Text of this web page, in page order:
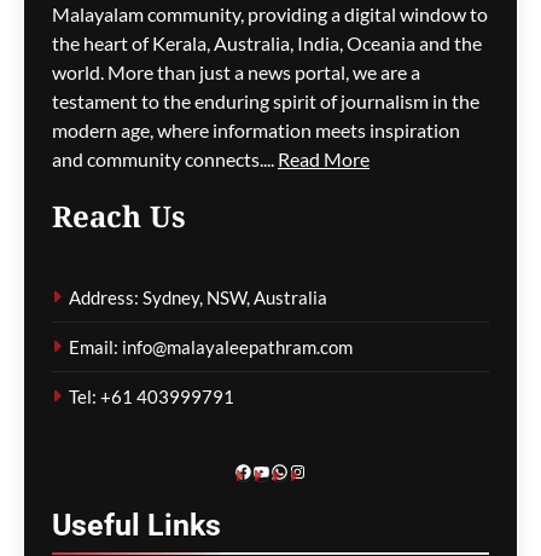
ജീവനക്കാരുടെ ക്ഷാമം –
സിഡ്നി
വിമാനത്താവളത്തിൽ
നൂറിലധികം സർവീസുകൾ
വൈകി
വയോധികർ മരിച്ച
സംഭവം; മെൽബൺ സെന്റ്
ഇൻക്വസ്റ്റിൽ ഹാജരായി
Malayalam community, providing a digital window to
the heart of Kerala, Australia, India, Oceania and the
world. More than just a news portal, we are a
testament to the enduring spirit of journalism in the
modern age, where information meets inspiration
and community connects.... Read More
Reach Us
Address: Sydney, NSW, Australia
Email: info@malayaleepathram.com
Tel: +61 403999791
Facebook
YouTube
WhatsApp
Instagram
Useful Links